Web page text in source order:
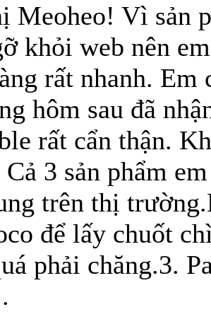
Meoheo! Vì sản
khỏi web nên
rất nhanh.
hôm sau đã
rất cẩn thận.
Cả 3 sản phẩm
trên thị
để lấy chuốt
phải chăng.3.